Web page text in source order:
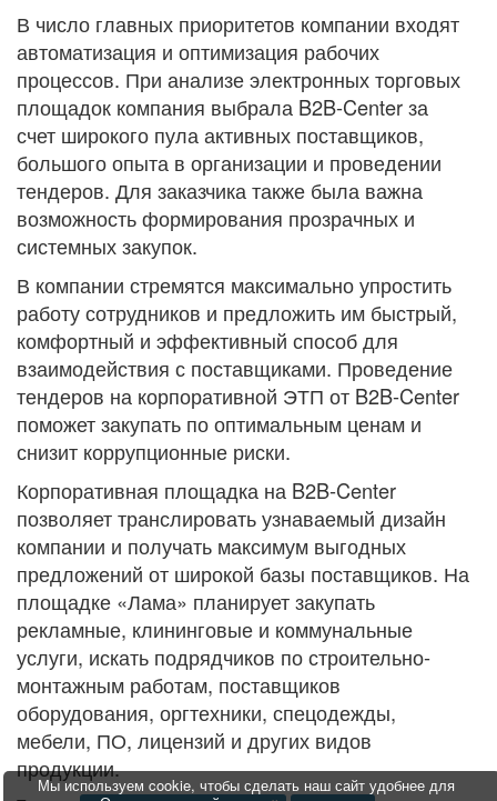
В число главных приоритетов компании входят
автоматизация и оптимизация рабочих
процессов. При анализе электронных торговых
площадок компания выбрала B2B-Center за
счет широкого пула активных поставщиков,
большого опыта в организации и проведении
тендеров. Для заказчика также была важна
возможность формирования прозрачных и
системных закупок.
В компании стремятся максимально упростить
работу сотрудников и предложить им быстрый,
комфортный и эффективный способ для
взаимодействия с поставщиками. Проведение
тендеров на корпоративной ЭТП от B2B-Center
поможет закупать по оптимальным ценам и
снизит коррупционные риски.
Корпоративная площадка на B2B-Center
позволяет транслировать узнаваемый дизайн
компании и получать максимум выгодных
предложений от широкой базы поставщиков. На
площадке «Лама» планирует закупать
рекламные, клининговые и коммунальные
услуги, искать подрядчиков по строительно-
монтажным работам, поставщиков
оборудования, оргтехники, спецодежды,
мебели, ПО, лицензий и других видов
продукции.
Мы используем cookie, чтобы сделать наш сайт удобнее для